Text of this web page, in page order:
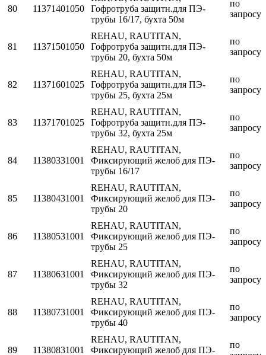
80 11371401050
Гофротруба защитн.для ПЭ-
трубы 16/17, бухта 50м
по
запросу
81 11371501050
REHAU, RAUTITAN,
Гофротруба защитн.для ПЭ-
трубы 20, бухта 50м
по
запросу
82 11371601025
REHAU, RAUTITAN,
Гофротруба защитн.для ПЭ-
трубы 25, бухта 25м
по
запросу
83 11371701025
REHAU, RAUTITAN,
Гофротруба защитн.для ПЭ-
трубы 32, бухта 25м
по
запросу
84 11380331001
REHAU, RAUTITAN,
Фиксирующий желоб для ПЭ-
трубы 16/17
по
запросу
85 11380431001
REHAU, RAUTITAN,
Фиксирующий желоб для ПЭ-
трубы 20
по
запросу
86 11380531001
REHAU, RAUTITAN,
Фиксирующий желоб для ПЭ-
трубы 25
по
запросу
87 11380631001
REHAU, RAUTITAN,
Фиксирующий желоб для ПЭ-
трубы 32
по
запросу
88 11380731001
REHAU, RAUTITAN,
Фиксирующий желоб для ПЭ-
трубы 40
по
запросу
89 11380831001
REHAU, RAUTITAN,
Фиксирующий желоб для ПЭ-
по